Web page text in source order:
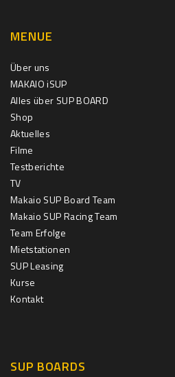
MENUE
Über uns
MAKAIO iSUP
Alles über SUP BOARD
Shop
Aktuelles
Filme
Testberichte
TV
Makaio SUP Board Team
Makaio SUP Racing Team
Team Erfolge
Mietstationen
SUP Leasing
Kurse
Kontakt
SUP BOARDS